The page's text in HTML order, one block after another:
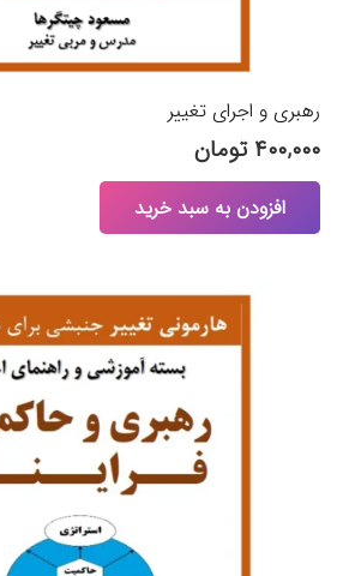
رهبری و اجرای تغییر
۴۰۰,۰۰۰ تومان
افزودن به سبد خرید